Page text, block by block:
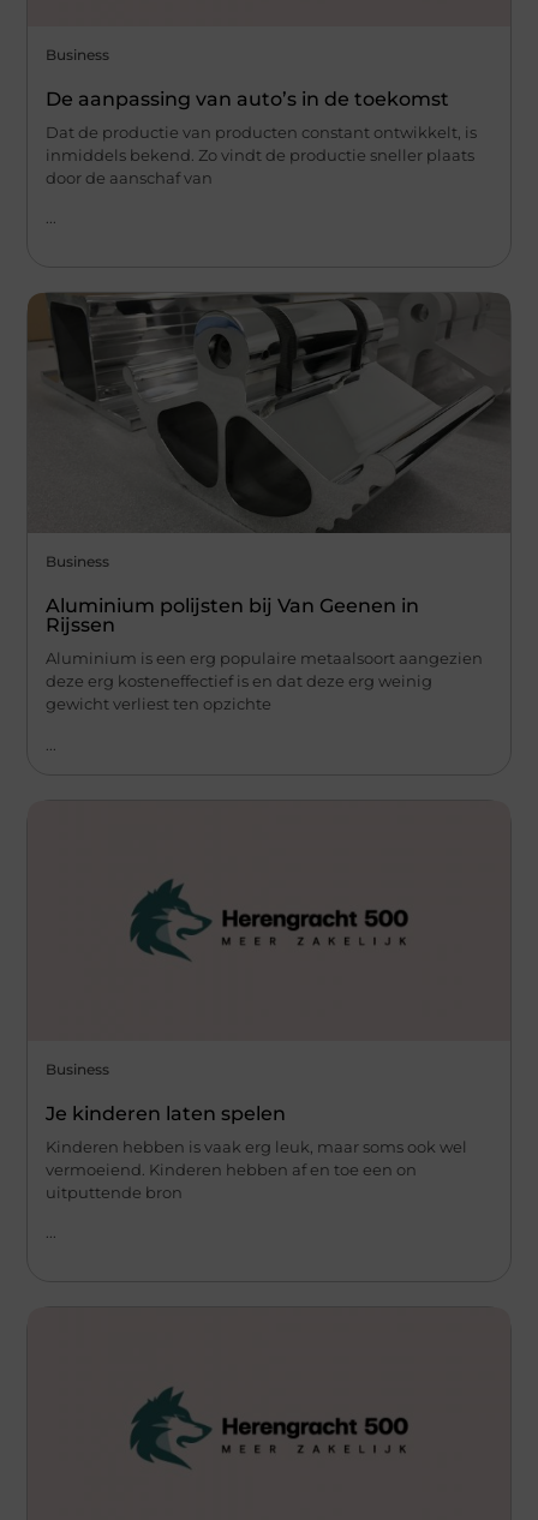
Business
De aanpassing van auto’s in de toekomst
Dat de productie van producten constant ontwikkelt, is
inmiddels bekend. Zo vindt de productie sneller plaats
door de aanschaf van
...
Business
Aluminium polijsten bij Van Geenen in
Rijssen
Aluminium is een erg populaire metaalsoort aangezien
deze erg kosteneffectief is en dat deze erg weinig
gewicht verliest ten opzichte
Business
Je kinderen laten spelen
Kinderen hebben is vaak erg leuk, maar soms ook wel
vermoeiend. Kinderen hebben af en toe een on
uitputtende bron
...